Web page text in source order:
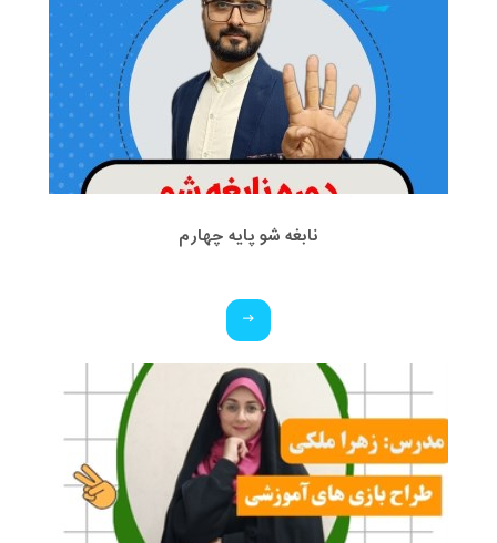
نابغه شو پایه چهارم